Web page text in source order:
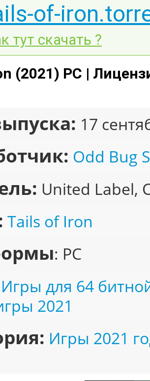
of-
тут скачать ?
(2021) PC |
17
Odd Bug
United Label,
Tails of Iron
: PC
Игры для 64
2021
Игры 2021